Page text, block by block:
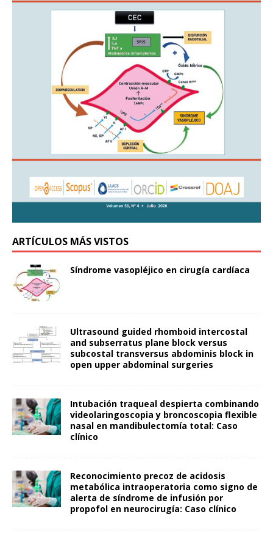
ARTÍCULOS MÁS VISTOS
Síndrome vasopléjico en cirugía cardíaca
Ultrasound guided rhomboid intercostal
and subserratus plane block versus
subcostal transversus abdominis block in
open upper abdominal surgeries
Intubación traqueal despierta combinando
videolaringoscopia y broncoscopia flexible
nasal en mandibulectomía total: Caso
clínico
Reconocimiento precoz de acidosis
metabólica intraoperatoria como signo de
alerta de síndrome de infusión por
propofol en neurocirugía: Caso clínico